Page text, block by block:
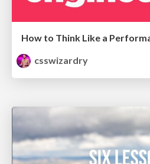
How to Think Like a
csswizardry